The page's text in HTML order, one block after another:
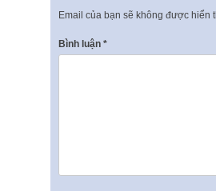
Email của bạn sẽ không được hiển
Bình luận *